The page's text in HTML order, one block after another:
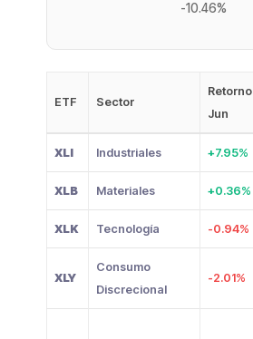
-10.46%
ETF Sector
Retorno
Jun
XLI Industriales +7.95%
XLB Materiales +0.36%
XLK Tecnología -0.94%
XLY
Consumo
Discrecional
-2.01%